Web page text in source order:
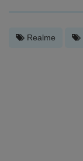
Realme